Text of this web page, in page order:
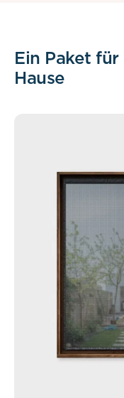
Ein Paket
Hause